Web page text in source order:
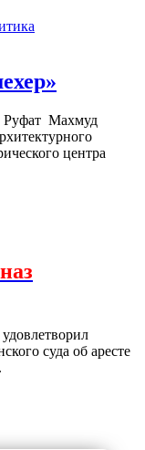
Руфат Махмуд
центра
суда об аресте